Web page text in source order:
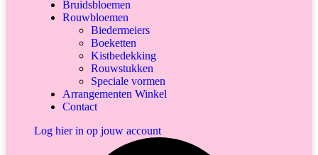
Bruidsbloemen
Rouwbloemen
Biedermeiers
Boeketten
Kistbedekking
Rouwstukken
Speciale vormen
Arrangementen Winkel
Contact
Log hier in op jouw account